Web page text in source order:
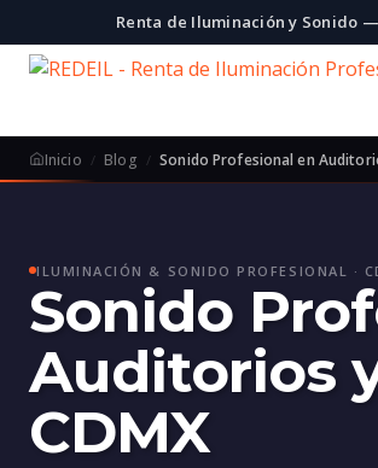
Renta de Iluminación y Sonido —
Inicio Blog Sonido Profesional en
ILUMINACIÓN & SONIDO PROFESIONAL ·
Sonido
Auditorios
CDMX